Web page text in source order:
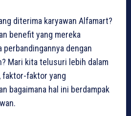
diterima karyawan Alfamart?
benefit yang mereka
perbandingannya dengan
Mari kita telusuri lebih dalam
faktor yang
bagaimana hal ini berdampak